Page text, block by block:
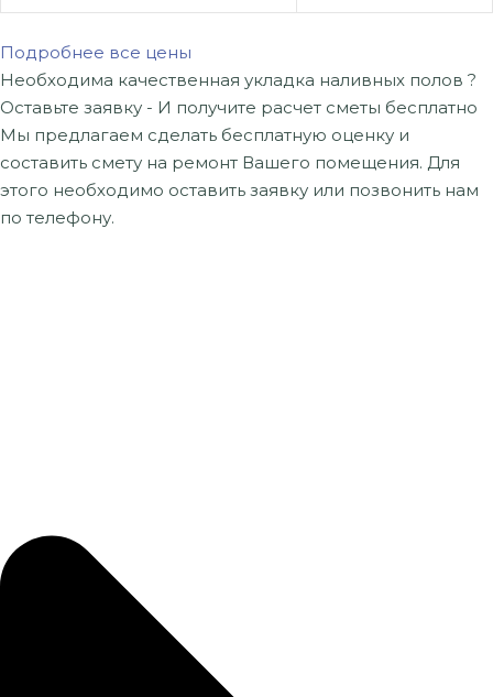
Подробнее все цены
Необходима качественная укладка наливных полов ?
Оставьте заявку - И получите расчет сметы бесплатно
Мы предлагаем сделать бесплатную оценку и
составить смету на ремонт Вашего помещения. Для
этого необходимо оставить заявку или позвонить нам
по телефону.